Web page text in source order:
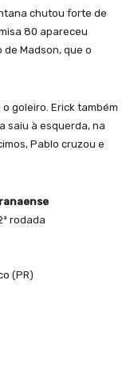
chutou forte de
80 apareceu
Madson, que o
goleiro. Erick também
saiu à esquerda, na
Pablo cruzou e
rodada
(PR)